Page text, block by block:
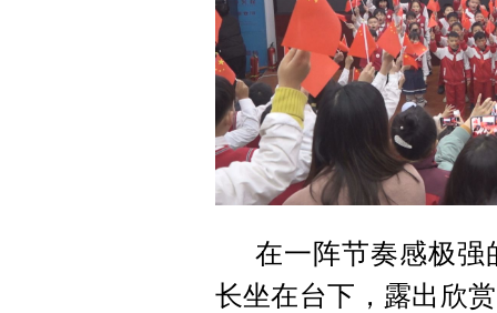
在一阵节奏感极强
长坐在台下，露出欣